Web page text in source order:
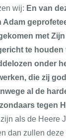
wij: En van
Adam
met
te houden
onder
die zij
al de
tegen
als de Heere
dan zullen